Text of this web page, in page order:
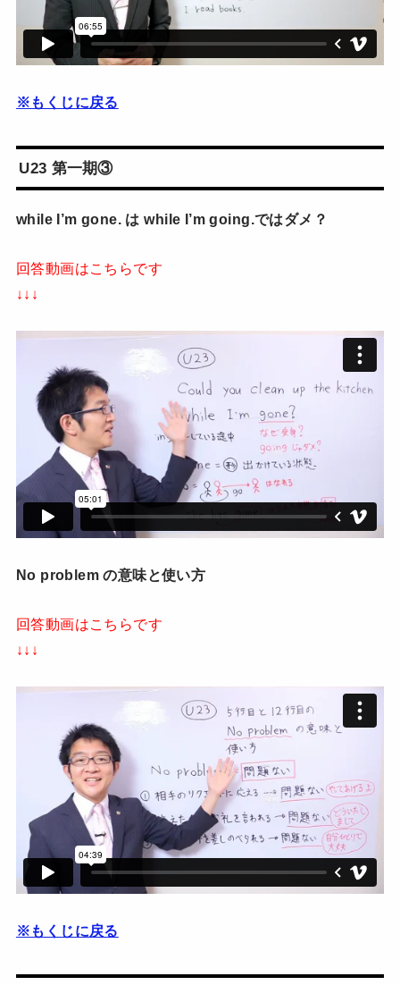
※もくじに戻る
U23 第一期③
while I’m gone. は while I’m going.ではダメ？
回答動画はこちらです
↓↓↓
No problem の意味と使い方
回答動画はこちらです
↓↓↓
※もくじに戻る